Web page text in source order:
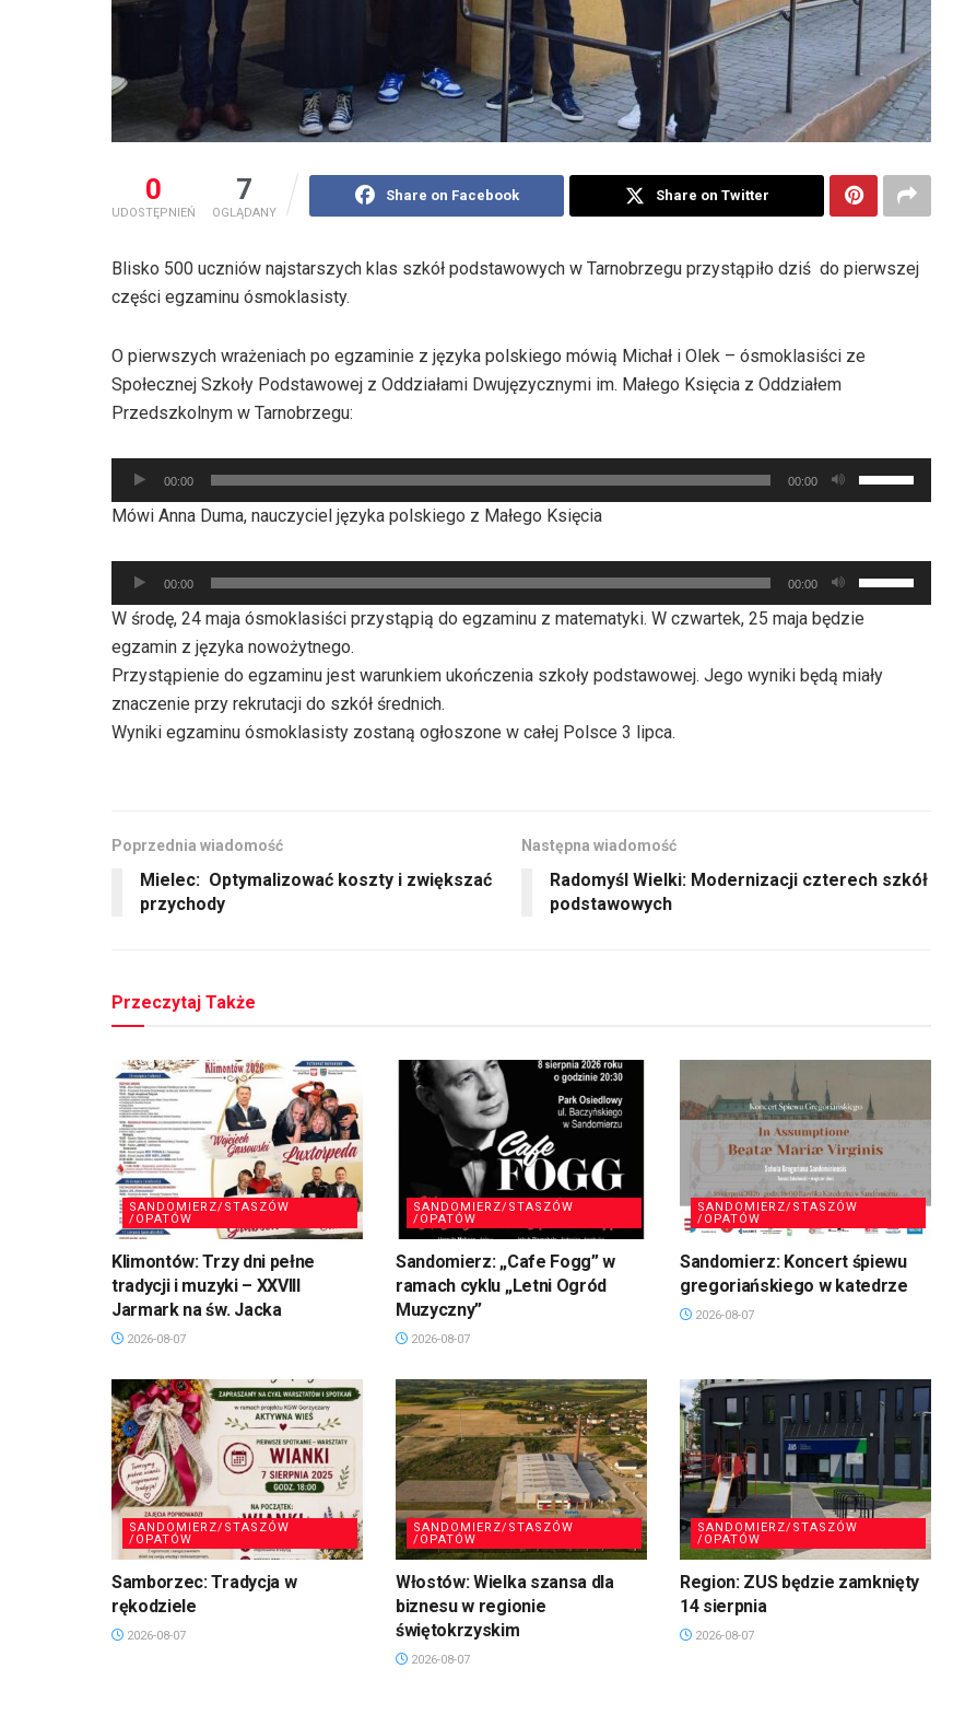
0
UDOSTĘPNIEŃ
7
OGLĄDANY
Share on Facebook Share on Twitter
Blisko 500 uczniów najstarszych klas szkół podstawowych w Tarnobrzegu przystąpiło dziś do pierwszej
części egzaminu ósmoklasisty.
O pierwszych wrażeniach po egzaminie z języka polskiego mówią Michał i Olek – ósmoklasiści ze
Społecznej Szkoły Podstawowej z Oddziałami Dwujęzycznymi im. Małego Księcia z Oddziałem
Przedszkolnym w Tarnobrzegu:
Odtwarzacz
plików
dźwiękowych
00:00 00:00
strzałek
oraz
do
aby
Mówi Anna Duma, nauczyciel języka polskiego z Małego Księcia
Odtwarzacz
plików
dźwiękowych
00:00 00:00
strzałek
do
oraz
głośność.
W środę, 24 maja ósmoklasiści przystąpią do egzaminu z matematyki. W czwartek, 25 maja będzie
egzamin z języka nowożytnego.
Przystąpienie do egzaminu jest warunkiem ukończenia szkoły podstawowej. Jego wyniki będą miały
znaczenie przy rekrutacji do szkół średnich.
Wyniki egzaminu ósmoklasisty zostaną ogłoszone w całej Polsce 3 lipca.
Poprzednia wiadomość
Mielec: Optymalizować koszty i zwiększać
przychody
Następna wiadomość
Radomyśl Wielki: Modernizacji czterech szkół
podstawowych
Przeczytaj Także
SANDOMIERZ/STASZÓW
/OPATÓW
Klimontów: Trzy dni pełne
tradycji i muzyki – XXVIII
Jarmark na św. Jacka
2026-08-07
SANDOMIERZ/STASZÓW
/OPATÓW
Sandomierz: „Cafe Fogg” w
ramach cyklu „Letni Ogród
Muzyczny”
2026-08-07
SANDOMIERZ/STASZÓW
/OPATÓW
Sandomierz: Koncert śpiewu
gregoriańskiego w katedrze
2026-08-07
SANDOMIERZ/STASZÓW
/OPATÓW
Samborzec: Tradycja w
rękodziele
2026-08-07
SANDOMIERZ/STASZÓW
/OPATÓW
Włostów: Wielka szansa dla
biznesu w regionie
świętokrzyskim
2026-08-07
SANDOMIERZ/STASZÓW
/OPATÓW
Region: ZUS będzie zamknięty
14 sierpnia
2026-08-07